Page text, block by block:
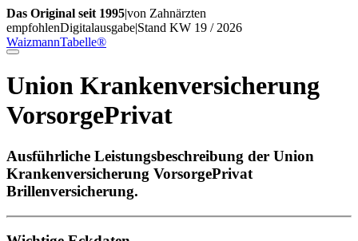
Das Original seit 1995|von Zahnärzten
empfohlenDigitalausgabe|Stand KW 19 / 2026
WaizmannTabelle®
Union Krankenversicherung
VorsorgePrivat
Ausführliche Leistungsbeschreibung der Union
Krankenversicherung VorsorgePrivat
Brillenversicherung.